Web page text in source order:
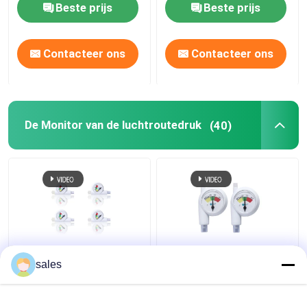
Beste prijs
Contacteer ons
Beste prijs
Contacteer ons
De Monitor van de luchtroutedruk (40)
Van de de
Luchtroutedruk van
sales